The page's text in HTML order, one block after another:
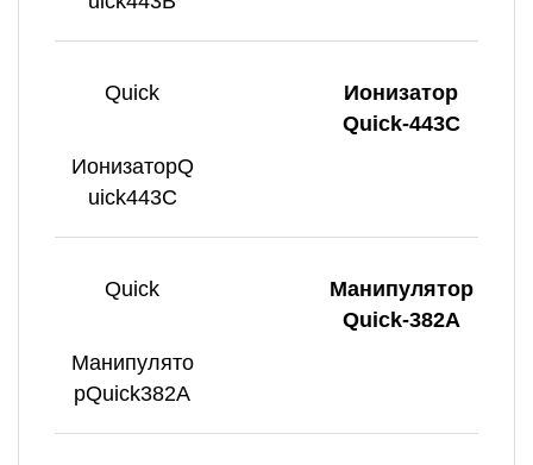
Quick
Ионизатор
Quick-443C
ИонизаторQ
uick443C
Quick
Манипулятор
Quick-382A
Манипулято
рQuick382A